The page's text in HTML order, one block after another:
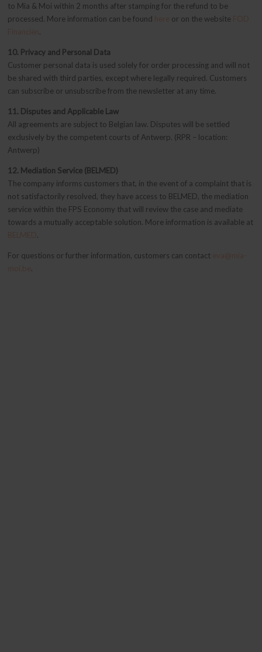
to Mia & Moi within 2 months after stamping for the refund to be
processed. More information can be found
or on the website
.
10. Privacy and Personal Data
Customer personal data is used solely for order processing and will not
be shared with third parties, except where legally required. Customers
can subscribe or unsubscribe from the newsletter at any time.
11. Disputes and Applicable Law
All agreements are subject to Belgian law. Disputes will be settled
exclusively by the competent courts of Antwerp. (RPR – location:
Antwerp)
12. Mediation Service (BELMED)
The company informs customers that, in the event of a complaint that is
not satisfactorily resolved, they have access to BELMED, the mediation
service within the FPS Economy that will review the case and mediate
towards a mutually acceptable solution. More information is available at
.
For questions or further information, customers can contact
.